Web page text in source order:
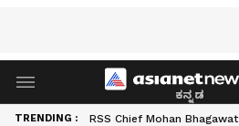
ಕನ್ನಡ
TRENDING : RSS Chief Mohan Bhagawat